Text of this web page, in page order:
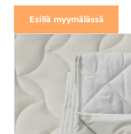
Sohvat
Nojatuolit
Makuuhuone
Esillä myymälässä